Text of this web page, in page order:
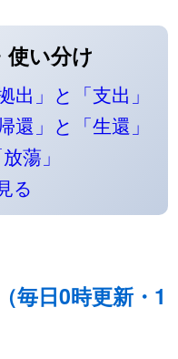
使い分け
出」と「支出」
還」と「生還」
蕩」
る
毎日0時更新・1